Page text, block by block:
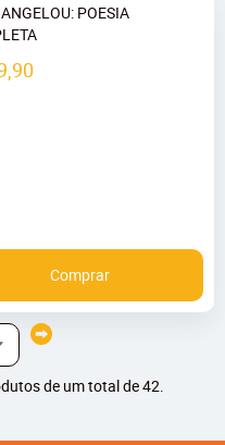
POESIA
Comprar
de um total de 42.